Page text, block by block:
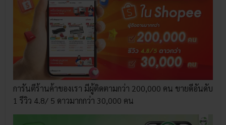
การันตีร้านค้าของเรา มีผู้ติดตามกว่า 200,000 คน ขายดีอันดับ
1 รีวิว 4.8/ 5 ดาวมากกว่า 30,000 คน